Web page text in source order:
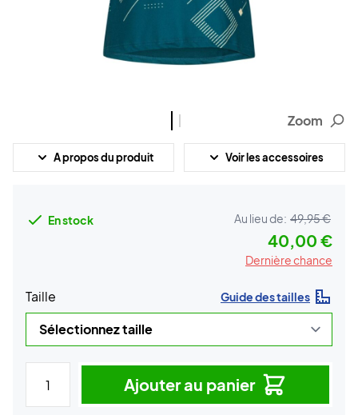
Zoom
A propos du produit Voir les accessoires
En stock Au lieu de: 49,95 €
40,00 €
Dernière chance
Taille Guide des tailles
Ajouter au panier